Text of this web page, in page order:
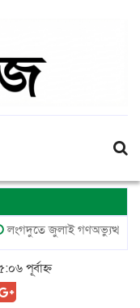
জুলাই গণঅভ্যুত্থান
পূর্বাহ্ন